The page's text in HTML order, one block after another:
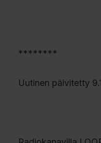
********
Uutinen päivitetty